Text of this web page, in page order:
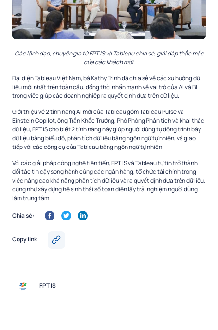
Các lãnh đạo, chuyên gia từ FPT IS và Tableau chia sẻ, giải đáp thắc mắc
của các khách mời.
Đại diện Tableau Việt Nam, bà Kathy Trịnh đã chia sẻ về các xu hướng dữ
liệu mới nhất trên toàn cầu, đồng thời nhấn mạnh về vai trò của AI và BI
trong việc giúp các doanh nghiệp ra quyết định dựa trên dữ liệu.
Giới thiệu về 2 tính năng AI mới của Tableau gồm Tableau Pulse và
Einstein Copilot, ông Trần Khắc Trưởng, Phó Phòng Phân tích và khai thác
dữ liệu, FPT IS cho biết 2 tính năng này giúp người dùng tự động trình bày
dữ liệu bằng biểu đồ, phân tích dữ liệu bằng ngôn ngữ tự nhiên, và giao
tiếp với các công cụ của Tableau bằng ngôn ngữ tự nhiên.
Với các giải pháp công nghệ tiên tiến, FPT IS và Tableau tự tin trở thành
đối tác tin cậy song hành cùng các ngân hàng, tổ chức tài chính trong
việc nâng cao khả năng phân tích dữ liệu và ra quyết định dựa trên dữ liệu,
cũng như xây dựng hệ sinh thái số toàn diện lấy trải nghiệm người dùng
làm trung tâm.
Chia sẻ:
Copy link
FPT IS